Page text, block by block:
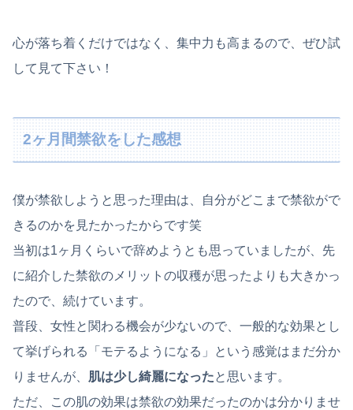
心が落ち着くだけではなく、集中力も高まるので、ぜひ試
して見て下さい！
2ヶ月間禁欲をした感想
僕が禁欲しようと思った理由は、自分がどこまで禁欲がで
きるのかを見たかったからです笑
当初は1ヶ月くらいで辞めようとも思っていましたが、先
に紹介した禁欲のメリットの収穫が思ったよりも大きかっ
たので、続けています。
普段、女性と関わる機会が少ないので、一般的な効果とし
て挙げられる「モテるようになる」という感覚はまだ分か
りませんが、 肌は少し綺麗になったと思います。
ただ、この肌の効果は禁欲の効果だったのかは分かりませ